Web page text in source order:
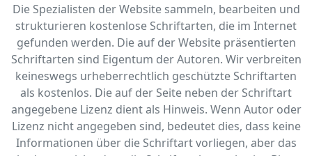
Die Spezialisten der Website sammeln, bearbeiten und
strukturieren kostenlose Schriftarten, die im Internet
gefunden werden. Die auf der Website präsentierten
Schriftarten sind Eigentum der Autoren. Wir verbreiten
keineswegs urheberrechtlich geschützte Schriftarten
als kostenlos. Die auf der Seite neben der Schriftart
angegebene Lizenz dient als Hinweis. Wenn Autor oder
Lizenz nicht angegeben sind, bedeutet dies, dass keine
Informationen über die Schriftart vorliegen, aber das